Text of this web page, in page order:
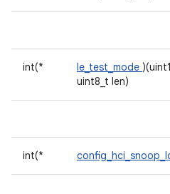
int(* le_test_mode
uint8_t len)
int(*